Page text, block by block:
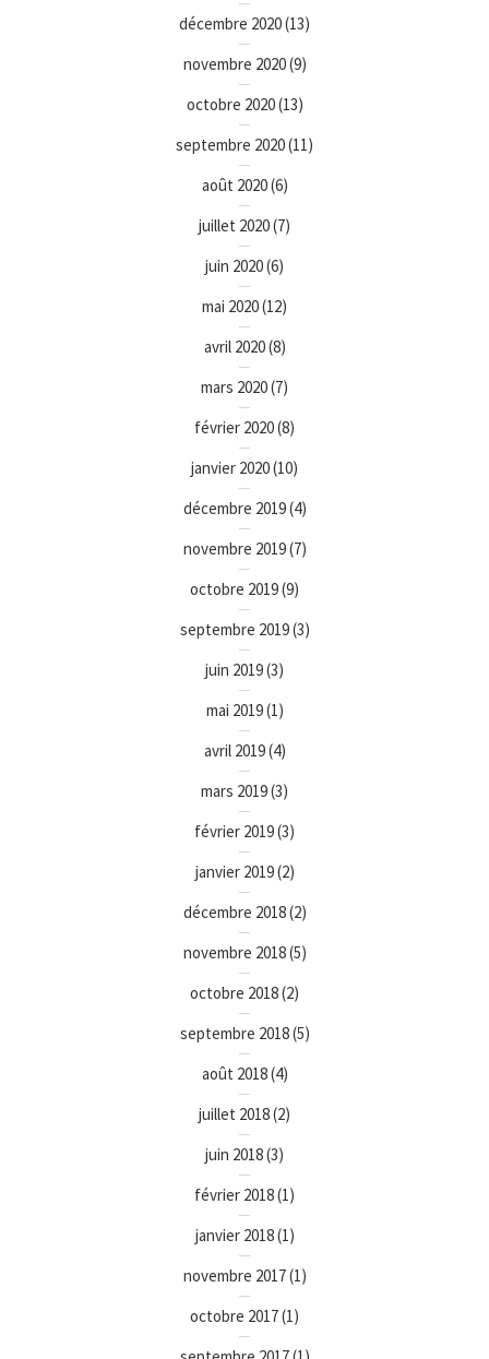
décembre 2020(13)
novembre 2020(9)
octobre 2020(13)
septembre 2020(11)
août 2020(6)
juillet 2020(7)
juin 2020(6)
mai 2020(12)
avril 2020(8)
mars 2020(7)
février 2020(8)
janvier 2020(10)
décembre 2019(4)
novembre 2019(7)
octobre 2019(9)
septembre 2019(3)
juin 2019(3)
mai 2019(1)
avril 2019(4)
mars 2019(3)
février 2019(3)
janvier 2019(2)
décembre 2018(2)
novembre 2018(5)
octobre 2018(2)
septembre 2018(5)
août 2018(4)
juillet 2018(2)
juin 2018(3)
février 2018(1)
janvier 2018(1)
novembre 2017(1)
octobre 2017(1)